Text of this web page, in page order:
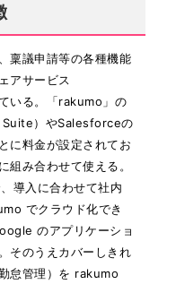
稟議申請等の各種機能
アサービス
いる。「rakumo」の
）やSalesforceの
に料金が設定されてお
組み合わせて使える。
導入に合わせて社内
でクラウド化でき
のアプリケーショ
そのうえカバーしきれ
怠管理）を rakumo